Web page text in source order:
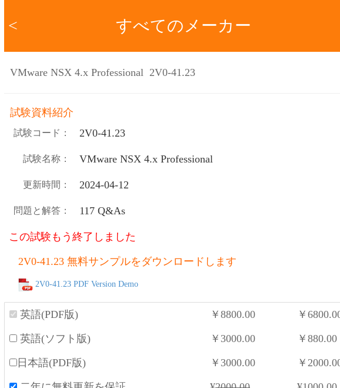
< すべてのメーカー
VMware NSX 4.x Professional 2V0-41.23
試験資料紹介
試験コード： 2V0-41.23
試験名称： VMware NSX 4.x Professional
更新時間： 2024-04-12
問題と解答： 117 Q&As
この試験もう終了しました
2V0-41.23 無料サンプルをダウンロードします
2V0-41.23 PDF Version Demo
英語(PDF版) ￥ 8800.00 ￥
英語(ソフト版) ￥ 3000.00 ￥ 880.00
日本語(PDF版) ￥ 3000.00 ￥